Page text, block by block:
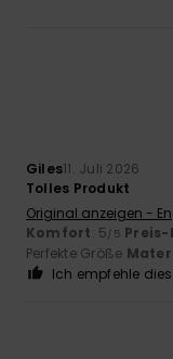
Giles11. Juli 2026
Tolles Produkt
Original anzeigen -
Komfort: 5/5
Perfekte Größe
Ich empfehle